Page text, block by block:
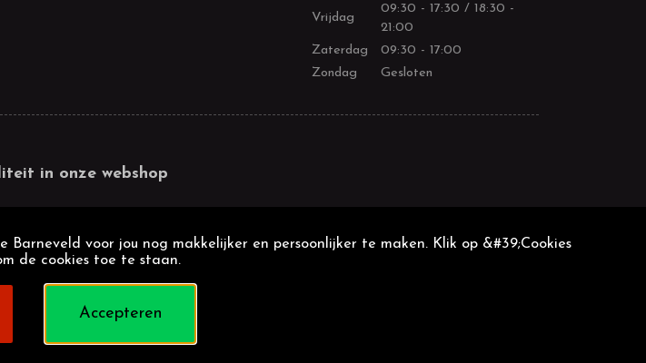
Vrijdag
09:30 - 17:30 / 18:30 -
21:00
Zaterdag
09:30 - 17:00
Zondag
Gesloten
in onze webshop
voor jou nog makkelijker en persoonlijker te maken. Klik op &#39;Cookies
de cookies toe te staan.
Accepteren